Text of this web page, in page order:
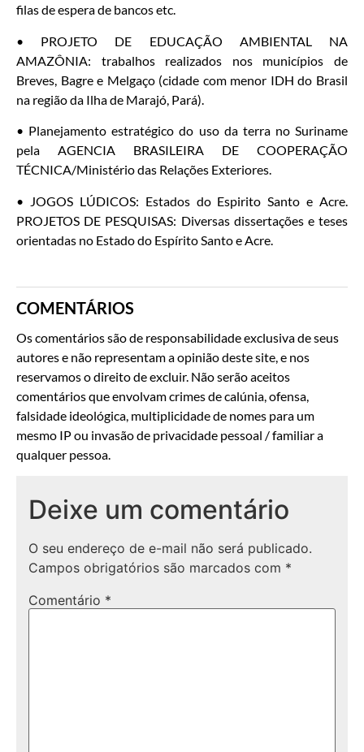
filas de espera de bancos etc.
• PROJETO DE EDUCAÇÃO AMBIENTAL NA
AMAZÔNIA: trabalhos realizados nos municípios de
Breves, Bagre e Melgaço (cidade com menor IDH do Brasil
na região da Ilha de Marajó, Pará).
• Planejamento estratégico do uso da terra no Suriname
pela AGENCIA BRASILEIRA DE COOPERAÇÃO
TÉCNICA/Ministério das Relações Exteriores.
• JOGOS LÚDICOS: Estados do Espirito Santo e Acre.
PROJETOS DE PESQUISAS: Diversas dissertações e teses
orientadas no Estado do Espírito Santo e Acre.
COMENTÁRIOS
Os comentários são de responsabilidade exclusiva de seus
autores e não representam a opinião deste site, e nos
reservamos o direito de excluir. Não serão aceitos
comentários que envolvam crimes de calúnia, ofensa,
falsidade ideológica, multiplicidade de nomes para um
mesmo IP ou invasão de privacidade pessoal / familiar a
qualquer pessoa.
Deixe um comentário
O seu endereço de e-mail não será publicado.
Campos obrigatórios são marcados com *
Comentário *